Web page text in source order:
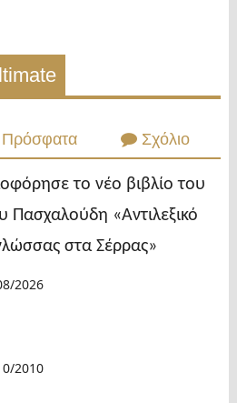
Πρόσφατα Σχόλιο
το νέο βιβλίο του
Πασχαλούδη «Αντιλεξικό
στα Σέρρας»
2026
2010